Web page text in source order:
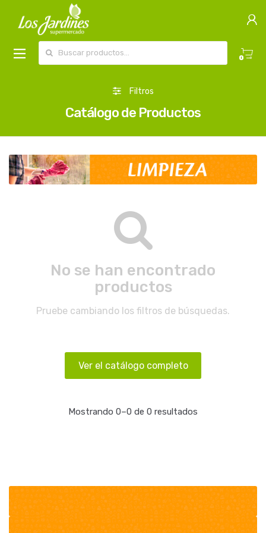
0
Filtros
Catálogo de Productos
No se han encontrado
productos
Pruebe cambiando los filtros de búsquedas.
Ver el catálogo completo
Mostrando 0–0 de 0 resultados